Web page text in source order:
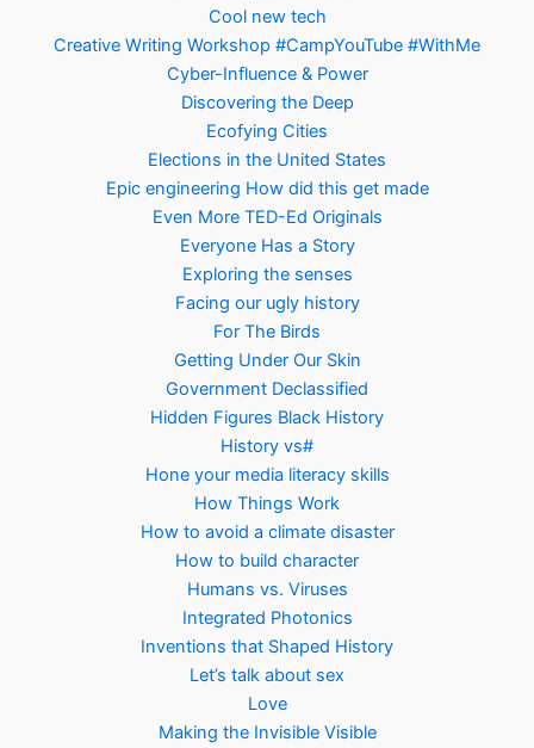
Cool new tech
Creative Writing Workshop #CampYouTube #WithMe
Cyber-Influence & Power
Discovering the Deep
Ecofying Cities
Elections in the United States
Epic engineering How did this get made
Even More TED-Ed Originals
Everyone Has a Story
Exploring the senses
Facing our ugly history
For The Birds
Getting Under Our Skin
Government Declassified
Hidden Figures Black History
History vs#
Hone your media literacy skills
How Things Work
How to avoid a climate disaster
How to build character
Humans vs. Viruses
Integrated Photonics
Inventions that Shaped History
Let’s talk about sex
Love
Making the Invisible Visible